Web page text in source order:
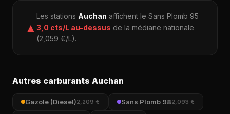
▲
Les stations Auchan affichent le Sans Plomb 95
3,0 cts/L au-dessus de la médiane nationale
(2,059 €/L).
Autres carburants Auchan
Gazole (Diesel)2,209 € Sans Plomb 982,093 €